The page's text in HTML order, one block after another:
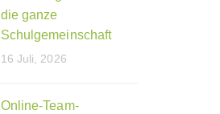
die ganze
Schulgemeinschaft
16 Juli, 2026
Online-Team-